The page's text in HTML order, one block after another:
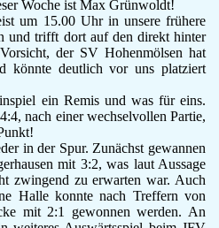
Woche ist Max Grünwoldt!
um 15.00 Uhr in unsere frühere
und trifft dort auf den direkt hinter
der SV Hohenmölsen hat
könnte deutlich vor uns platziert
ein Remis und was für eins.
nach einer wechselvollen Partie,
in der Spur. Zunächst gewannen
mit 3:2, was laut Aussage
zwingend zu erwarten war. Auch
Halle konnte nach Treffern von
mit 2:1 gewonnen werden. An